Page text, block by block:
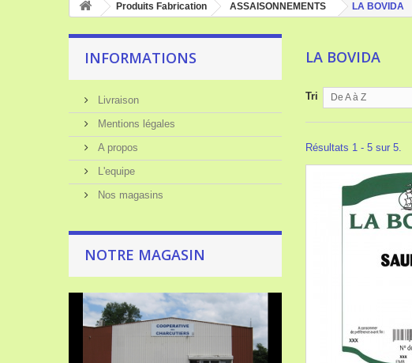
Produits Fabrication ASSAISONNEMENTS LA BOVIDA
INFORMATIONS
Livraison
Mentions légales
A propos
L'equipe
Nos magasins
NOTRE MAGASIN
LA BOVIDA
Tri De A à Z
Résultats 1 - 5 sur 5.